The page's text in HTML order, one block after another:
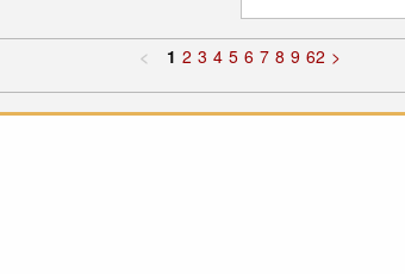
< 1 2 3 4 5 6 7 8 9 62 >